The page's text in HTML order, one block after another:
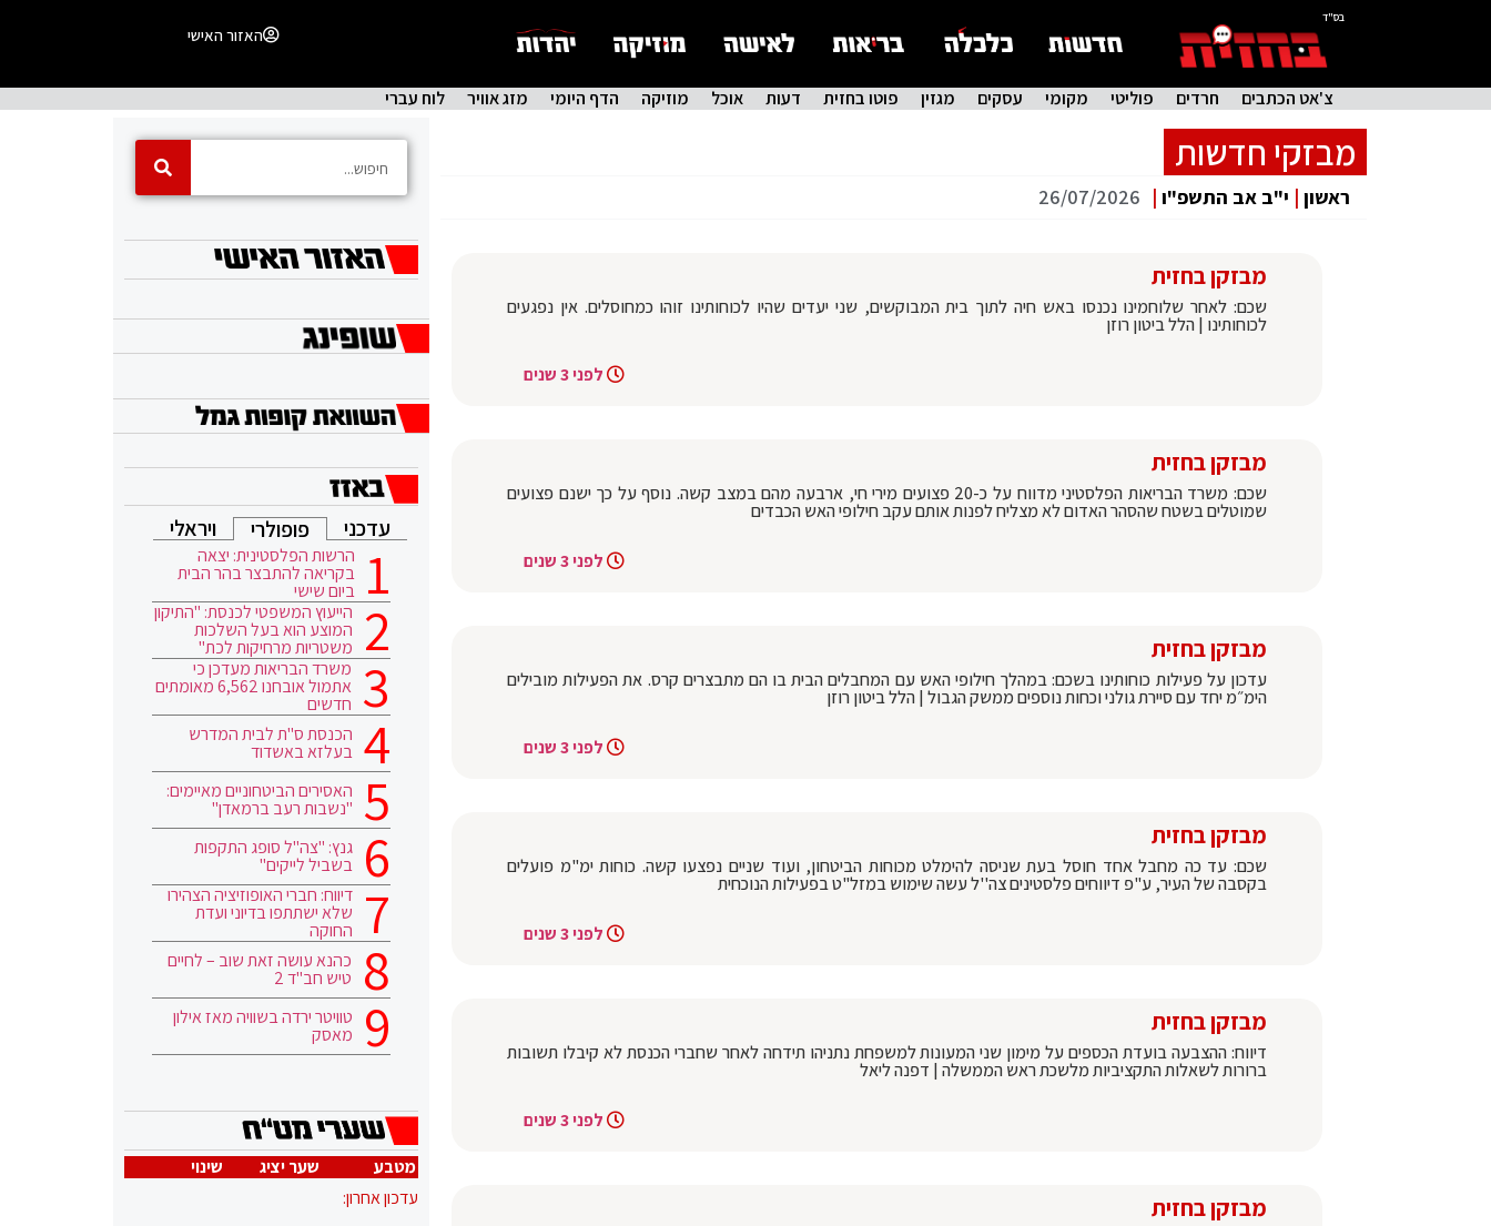
בס"ד
האזור האישי
צ'אט הכתבים חרדים פוליטי מקומי עסקים מגזין פוטו בחזית דעות אוכל מוזיקה הדף היומי מזג אוויר לוח עברי
מבזקי חדשות
ראשון | י"ב אב התשפ"ו |
26/07/2026
מבזקן בחזית
שכם: לאחר שלוחמינו נכנסו באש חיה לתוך בית המבוקשים, שני יעדים שהיו לכוחותינו זוהו כמחוסלים. אין נפגעים
לכוחותינו | הלל ביטון רוזן
לפני 3 שנים
מבזקן בחזית
שכם: משרד הבריאות הפלסטיני מדווח על כ-20 פצועים מירי חי, ארבעה מהם במצב קשה. נוסף על כך ישנם פצועים
שמוטלים בשטח שהסהר האדום לא מצליח לפנות אותם עקב חילופי האש הכבדים
לפני 3 שנים
מבזקן בחזית
עדכון על פעילות כוחותינו בשכם: במהלך חילופי האש עם המחבלים הבית בו הם מתבצרים קרס. את הפעילות מובילים
הימ״מ יחד עם סיירת גולני וכחות נוספים ממשק הגבול | הלל ביטון רוזן
לפני 3 שנים
מבזקן בחזית
שכם: עד כה מחבל אחד חוסל בעת שניסה להימלט מכוחות הביטחון, ועוד שניים נפצעו קשה. כוחות ימ"מ פועלים
בקסבה של העיר, ע"פ דיווחים פלסטינים צה''ל עשה שימוש במזל"ט בפעילות הנוכחית
לפני 3 שנים
מבזקן בחזית
דיווח: ההצבעה בועדת הכספים על מימון שני המעונות למשפחת נתניהו תידחה לאחר שחברי הכנסת לא קיבלו תשובות
ברורות לשאלות התקציביות מלשכת ראש הממשלה | דפנה ליאל
לפני 3 שנים
מבזקן בחזית
עדכני פופולרי ויראלי
הרשות הפלסטינית: יצאה
בקריאה להתבצר בהר הבית
ביום שישי
הייעוץ המשפטי לכנסת: "התיקון
המוצע הוא בעל השלכות
משטריות מרחיקות לכת"
משרד הבריאות מעדכן כי
אתמול אובחנו 6,562 מאומתים
חדשים
הכנסת ס"ת לבית המדרש
בעלזא באשדוד
האסירים הביטחוניים מאיימים:
"נשבות רעב ברמאדן"
גנץ: "צה"ל סופג התקפות
בשביל לייקים"
דיווח: חברי האופוזיציה הצהירו
שלא ישתתפו בדיוני ועדת
החוקה
כהנא עושה זאת שוב – לחיים
טיש חב"ד 2
טוויטר ירדה בשוויה מאז אילון
מאסק
מטבע שער יציג
שינוי
עדכון אחרון: